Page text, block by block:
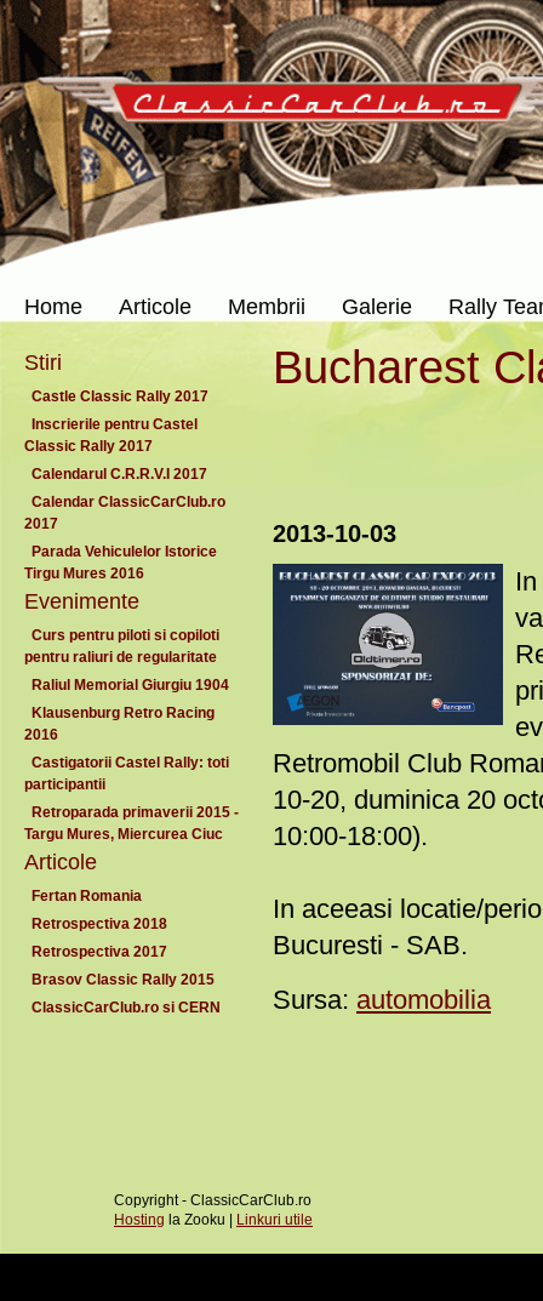
Home Articole Membrii Galerie Rally
Stiri
Castle Classic Rally 2017
Inscrierile pentru Castel
Classic Rally 2017
Calendarul C.R.R.V.I 2017
Calendar ClassicCarClub.ro
2017
Parada Vehiculelor Istorice
Tirgu Mures 2016
Evenimente
Curs pentru piloti si copiloti
pentru raliuri de regularitate
Raliul Memorial Giurgiu 1904
Klausenburg Retro Racing
2016
Castigatorii Castel Rally: toti
participantii
Retroparada primaverii 2015 -
Targu Mures, Miercurea Ciuc
Articole
Fertan Romania
Retrospectiva 2018
Retrospectiva 2017
Brasov Classic Rally 2015
ClassicCarClub.ro si CERN
Bucharest
2013-10-03
Retromobil Club
10-20, duminica 20
10:00-18:00).
In aceeasi locatie/
Bucuresti - SAB.
Sursa: automobilia
Copyright - ClassicCarClub.ro
Hosting la Zooku | Linkuri utile